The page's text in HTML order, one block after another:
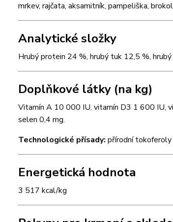
mrkev, rajčata, aksamitník, pampeliška,
Analytické složky
Hrubý protein 24 %, hrubý tuk 12,5 %,
Doplňkové látky (na kg)
Vitamín A 10 000 IU, vitamín D3 1 600 IU,
selen 0,4 mg.
Technologické přísady: přírodní tokoferoly
Energetická hodnota
3 517 kcal/kg